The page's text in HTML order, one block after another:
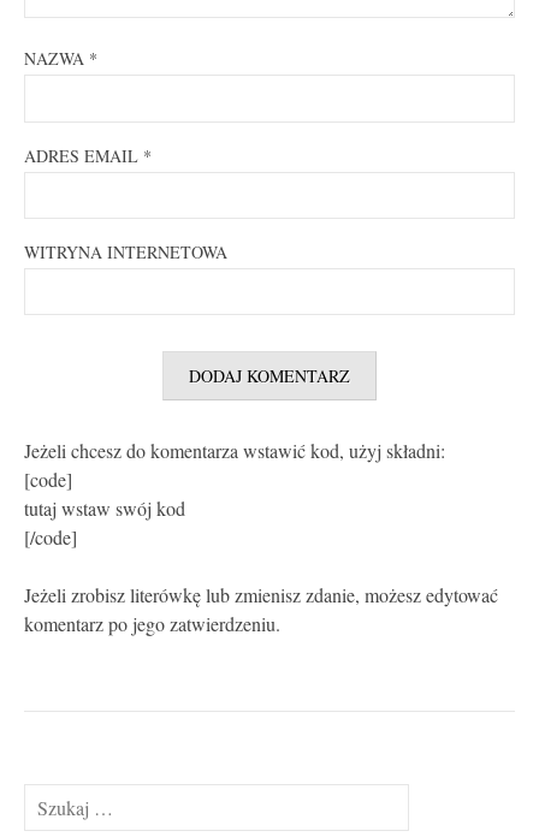
NAZWA *
ADRES EMAIL *
WITRYNA INTERNETOWA
Jeżeli chcesz do komentarza wstawić kod, użyj składni:
[code]
tutaj wstaw swój kod
[/code]
Jeżeli zrobisz literówkę lub zmienisz zdanie, możesz edytować
komentarz po jego zatwierdzeniu.
Szukaj: